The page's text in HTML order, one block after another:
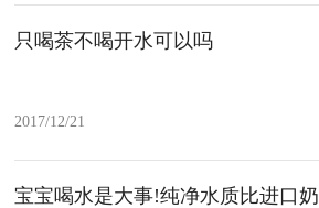
只喝茶不喝开水可以吗
2017/12/21
宝宝喝水是大事!纯净水质比进口奶